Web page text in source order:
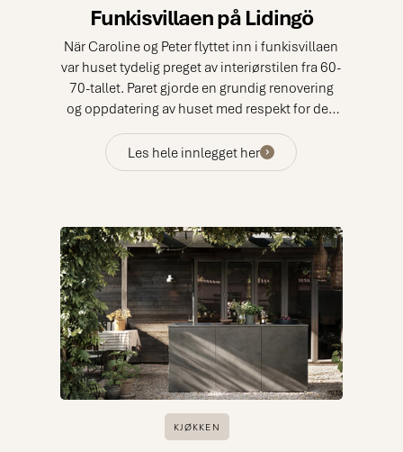
Funkisvillaen på Lidingö
När Caroline og Peter flyttet inn i funkisvillaen
var huset tydelig preget av interiørstilen fra 60-
70-tallet. Paret gjorde en grundig renovering
og oppdatering av huset med respekt for den
opprinnelige byggestilen.
Les hele innlegget her
KJØKKEN